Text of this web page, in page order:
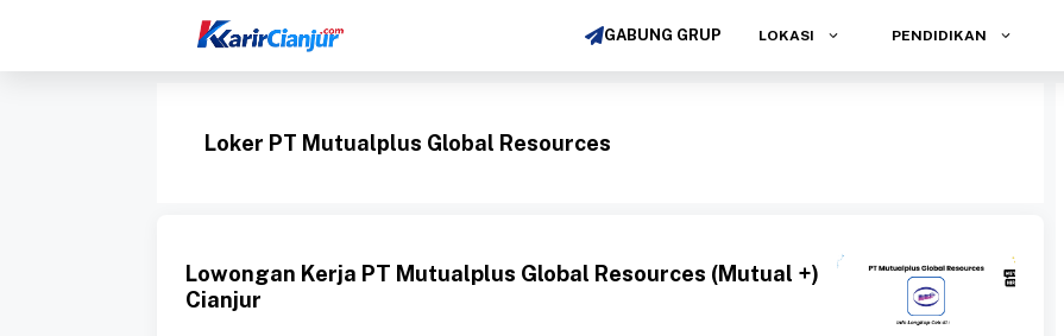
isi
GABUNG GRUP LOKASI PENDIDIKAN
Loker PT Mutualplus Global Resources
Lowongan Kerja PT Mutualplus Global Resources (Mutual +)
Cianjur